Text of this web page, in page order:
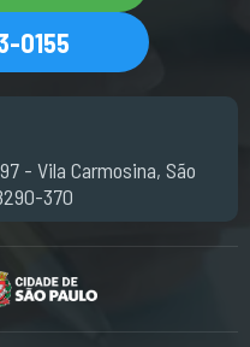
0155
- Vila Carmosina, São
370